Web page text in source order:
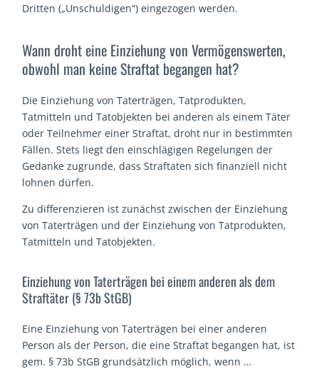
Dritten („Unschuldigen“) eingezogen werden.
Wann droht eine Einziehung von Vermögenswerten,
obwohl man keine Straftat begangen hat?
Die Einziehung von Taterträgen, Tatprodukten,
Tatmitteln und Tatobjekten bei anderen als einem Täter
oder Teilnehmer einer Straftat, droht nur in bestimmten
Fällen. Stets liegt den einschlägigen Regelungen der
Gedanke zugrunde, dass Straftaten sich finanziell nicht
lohnen dürfen.
Zu differenzieren ist zunächst zwischen der Einziehung
von Taterträgen und der Einziehung von Tatprodukten,
Tatmitteln und Tatobjekten.
Einziehung von Taterträgen bei einem anderen als dem
Straftäter (§ 73b StGB)
Eine Einziehung von Taterträgen bei einer anderen
Person als der Person, die eine Straftat begangen hat, ist
gem. § 73b StGB grundsätzlich möglich, wenn …